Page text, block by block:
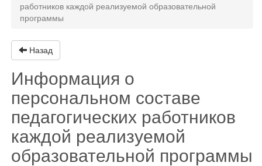
работников каждой реализуемой образовательной
программы
Назад
Информация о
персональном составе
педагогических работников
каждой реализуемой
образовательной программы